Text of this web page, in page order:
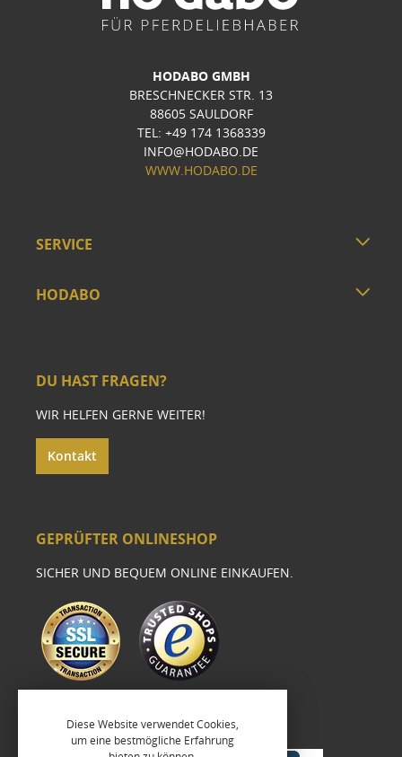
HODABO GMBH
BRESCHNECKER STR. 13
88605 SAULDORF
TEL: +49 174 1368339
INFO@HODABO.DE
WWW.HODABO.DE
SERVICE
HODABO
DU HAST FRAGEN?
WIR HELFEN GERNE WEITER!
Kontakt
GEPRÜFTER ONLINESHOP
SICHER UND BEQUEM ONLINE EINKAUFEN.
Diese Website verwendet Cookies,
um eine bestmögliche Erfahrung